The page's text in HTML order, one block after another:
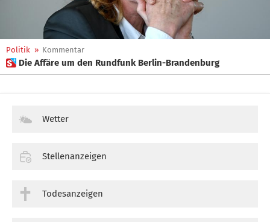
Politik » Kommentar
 Die Affäre um den Rundfunk Berlin-Brandenburg
Wetter
Stellenanzeigen
Todesanzeigen